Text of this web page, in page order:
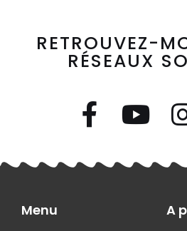
RETROUVEZ-
RÉSEAUX
Menu A